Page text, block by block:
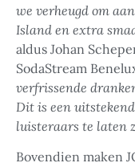
we verheugd om
Island en extra
aldus Johan
SodaStream
verfrissende
Dit is een
luisteraars te laten
Bovendien maken